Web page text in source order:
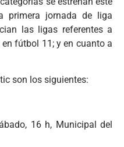
primera jornada de liga
las ligas referentes a
fútbol 11; y en cuanto a
son los siguientes:
16 h, Municipal del